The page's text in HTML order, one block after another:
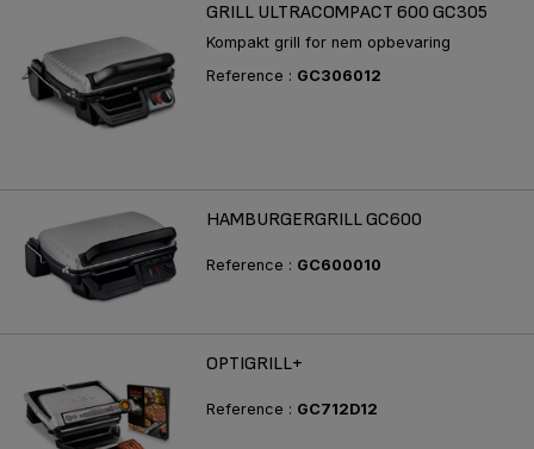
GRILL ULTRACOMPACT 600 GC305
Kompakt grill for nem opbevaring
Reference : GC306012
HAMBURGERGRILL GC600
Reference : GC600010
OPTIGRILL+
Reference : GC712D12